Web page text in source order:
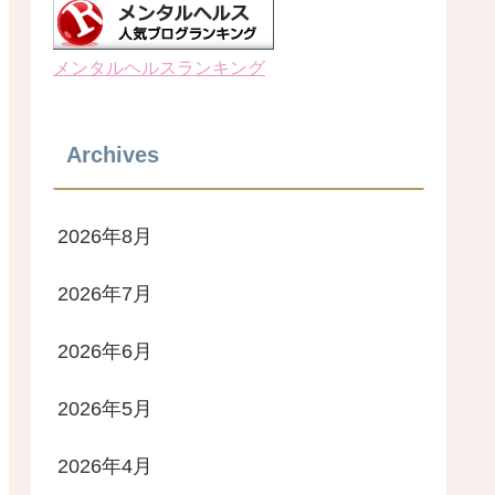
メンタルヘルスランキング
Archives
2026年8月
2026年7月
2026年6月
2026年5月
2026年4月